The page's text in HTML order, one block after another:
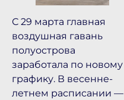
С 29 марта главная
воздушная гавань
полуострова
заработала по новому
графику. В весенне-
летнем расписании —